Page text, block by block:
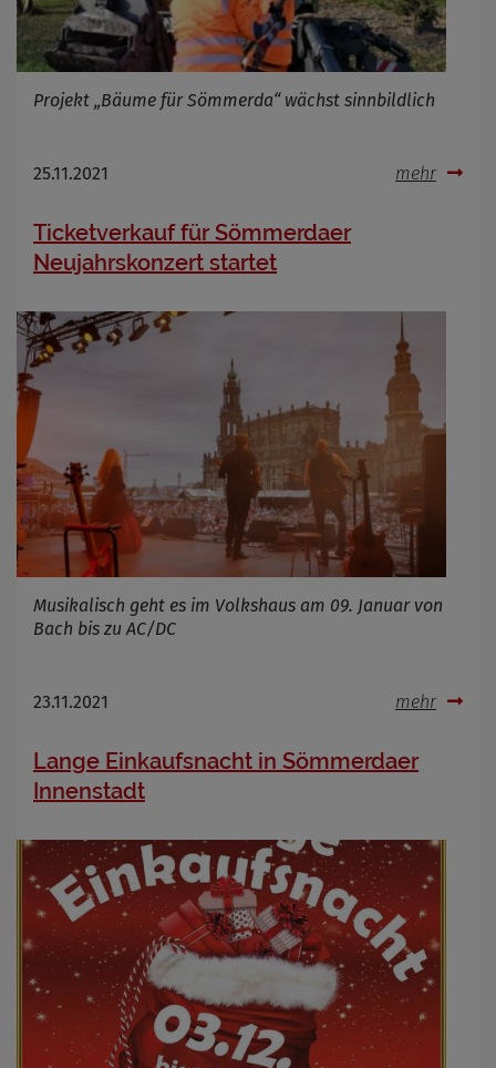
Projekt „Bäume für Sömmerda“ wächst sinnbildlich
25.11.2021 mehr
Ticketverkauf für Sömmerdaer
Neujahrskonzert startet
Musikalisch geht es im Volkshaus am 09. Januar von
Bach bis zu AC/DC
23.11.2021 mehr
Lange Einkaufsnacht in Sömmerdaer
Innenstadt